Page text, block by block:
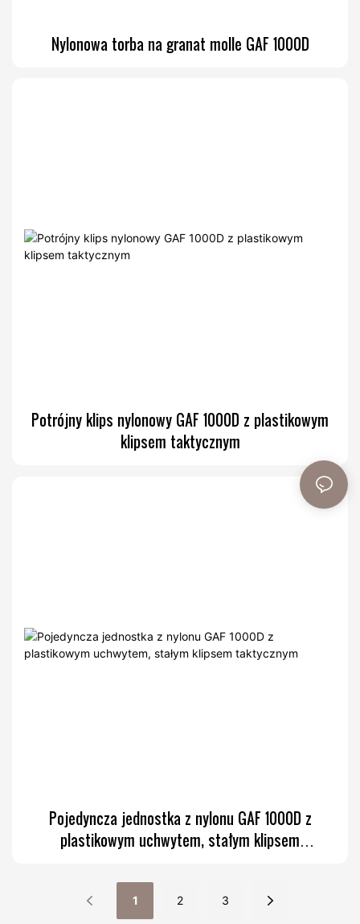
Nylonowa torba na granat molle GAF 1000D
Potrójny klips nylonowy GAF 1000D z plastikowym
klipsem taktycznym
Pojedyncza jednostka z nylonu GAF 1000D z
plastikowym uchwytem, ​​stałym klipsem
1 2 3